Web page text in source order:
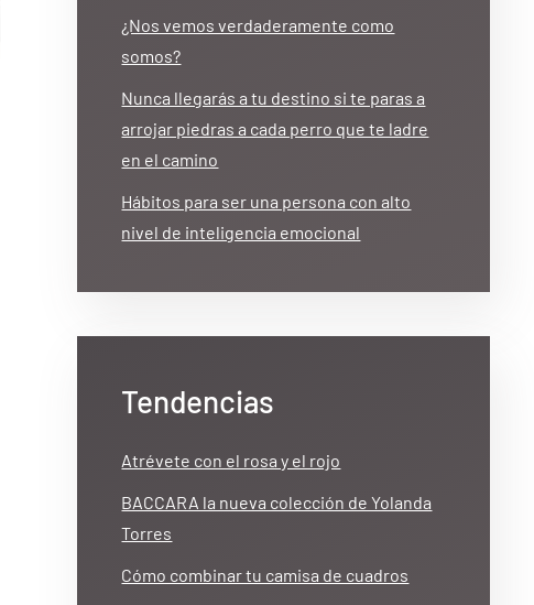
¿Nos vemos verdaderamente como
somos?
Nunca llegarás a tu destino si te paras a
arrojar piedras a cada perro que te ladre
en el camino
Hábitos para ser una persona con alto
nivel de inteligencia emocional
Tendencias
Atrévete con el rosa y el rojo
BACCARA la nueva colección de Yolanda
Torres
Cómo combinar tu camisa de cuadros